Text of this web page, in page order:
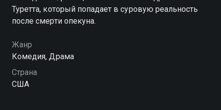
Туретта, который попадает в суровую реальность
после смерти опекуна.
Жанр
Комедия, Драма
Страна
США